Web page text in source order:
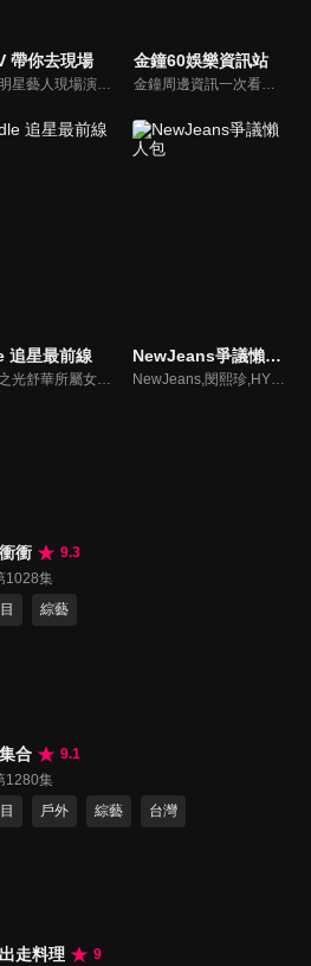
帶你去現場
直擊明星藝人現場演出，體驗當下火熱氣氛
金鐘60娛樂資訊站
金鐘周邊資訊一次看，一起預測金鐘得主！
追星最前線
台灣之光舒華所屬女團最新消息報你知
NewJeans爭議懶人包
衝
9.3
1028集
綜藝
合
9.1
1280集
戶外 綜藝 台灣
走料理
9